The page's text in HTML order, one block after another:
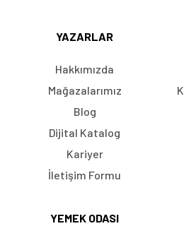
YAZARLAR
Hakkımızda
Mağazalarımız
Blog
Dijital Katalog
Kariyer
İletişim Formu
YEMEK ODASI